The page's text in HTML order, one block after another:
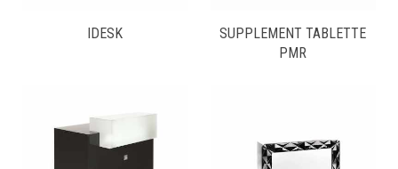
IDESK
SUPPLEMENT TABLETTE
PMR